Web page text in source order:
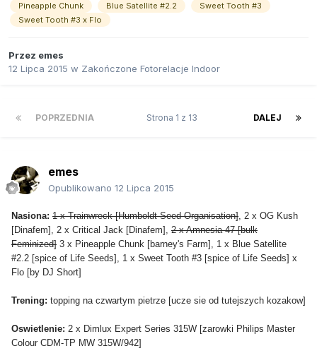
Pineapple Chunk
Blue Satellite #2.2
Sweet Tooth #3
Sweet Tooth #3 x Flo
Przez emes
12 Lipca 2015 w Zakończone Fotorelacje Indoor
POPRZEDNIA DALEJ
Strona 1 z 13
emes
Opublikowano 12 Lipca 2015
Nasiona: 1 x Trainwreck [Humboldt Seed Organisation] , 2 x OG Kush
[Dinafem], 2 x Critical Jack [Dinafem], 2 x Amnesia 47 [bulk
Feminized] 3 x Pineapple Chunk [barney's Farm], 1 x Blue Satellite
#2.2 [spice of Life Seeds], 1 x Sweet Tooth #3 [spice of Life Seeds] x
Flo [by DJ Short]
Trening: topping na czwartym pietrze [ucze sie od tutejszych kozakow]
Oswietlenie: 2 x Dimlux Expert Series 315W [zarowki Philips Master
Colour CDM-TP MW 315W/942]